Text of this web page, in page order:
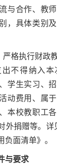
与合作、教
，具体类别及
严格执行财政
不得纳入本
学生实习、
动费用、属
本校教职工
外捐赠等。详
负面清单》。
与要求